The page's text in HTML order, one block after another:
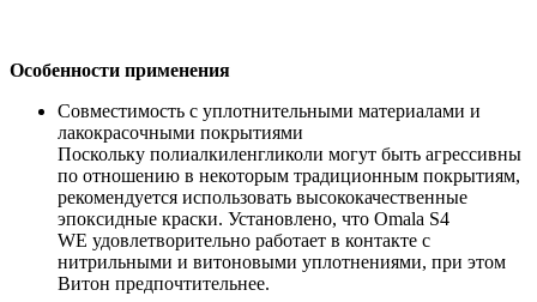
Особенности применения
Совместимость с уплотнительными материалами и
лакокрасочными покрытиями
Поскольку полиалкиленгликоли могут быть агрессивны
по отношению в некоторым традиционным покрытиям,
рекомендуется использовать высококачественные
эпоксидные краски. Установлено, что Omala S4
WE удовлетворительно работает в контакте с
нитрильными и витоновыми уплотнениями, при этом
Витон предпочтительнее.